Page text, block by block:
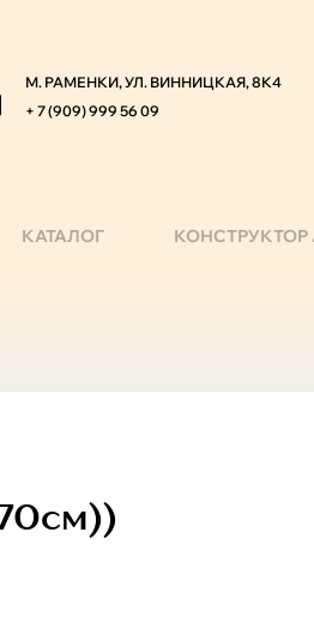
М. РАМЕНКИ, УЛ. ВИННИЦКАЯ, 8К4
+ 7 (909) 999 56 09
КАТАЛОГ